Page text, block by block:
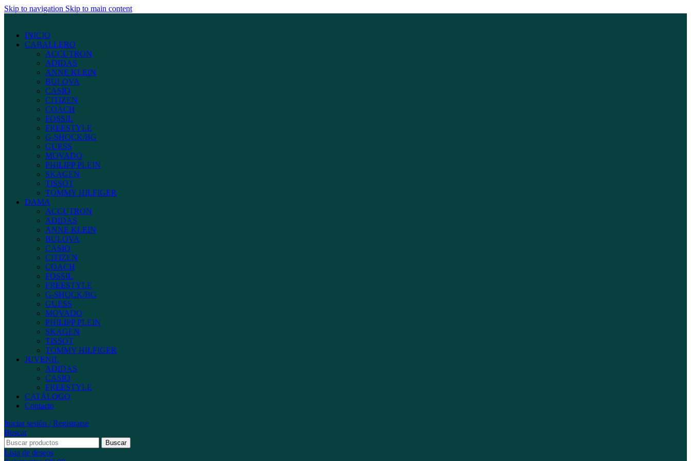
Skip to navigation Skip to main content
INICIO
CABALLERO
ACCUTRON
ADIDAS
ANNE KLEIN
BULOVA
CASIO
CITIZEN
COACH
FOSSIL
FREESTYLE
G-SHOCK/BG
GUESS
MOVADO
PHILIPP PLEIN
SKAGEN
TISSOT
TOMMY HILFIGER
DAMA
ACCUTRON
ADIDAS
ANNE KLEIN
BULOVA
CASIO
CITIZEN
COACH
FOSSIL
FREESTYLE
G-SHOCK/BG
GUESS
MOVADO
PHILIPP PLEIN
SKAGEN
TISSOT
TOMMY HILFIGER
JUVENIL
ADIDAS
CASIO
FREESTYLE
CATÁLOGO
Contacto
Iniciar sesión / Registrarse
Buscar
Buscar
Lista de deseos